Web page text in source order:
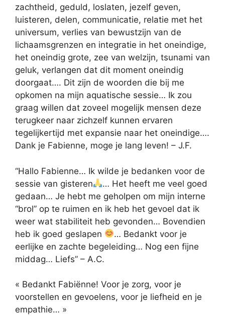
zachtheid, geduld, loslaten, jezelf geven,
luisteren, delen, communicatie, relatie met het
universum, verlies van bewustzijn van de
lichaamsgrenzen en integratie in het oneindige,
het oneindig grote, zee van welzijn, tsunami van
geluk, verlangen dat dit moment oneindig
doorgaat…. Dit zijn de woorden die bij me
opkomen na mijn aquatische sessie… Ik zou
graag willen dat zoveel mogelijk mensen deze
terugkeer naar zichzelf kunnen ervaren
tegelijkertijd met expansie naar het oneindige….
Dank je Fabienne, moge je lang leven! – J.F.
“Hallo Fabienne… Ik wilde je bedanken voor de
sessie van gisteren
… Het heeft me veel goed
gedaan… Je hebt me geholpen om mijn interne
“brol” op te ruimen en ik heb het gevoel dat ik
weer wat stabiliteit heb gevonden… Bovendien
heb ik goed geslapen
… Bedankt voor je
eerlijke en zachte begeleiding… Nog een fijne
middag… Liefs” – A.C.
« Bedankt Fabiënne! Voor je zorg, voor je
voorstellen en gevoelens, voor je liefheid en je
empathie… »